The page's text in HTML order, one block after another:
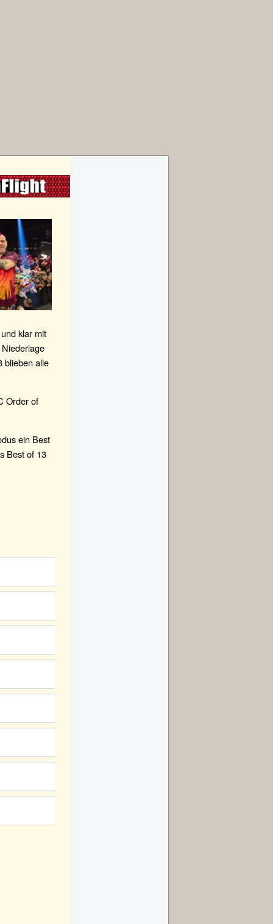
klar mit
blieben alle
Order of
ein Best
Best of 13